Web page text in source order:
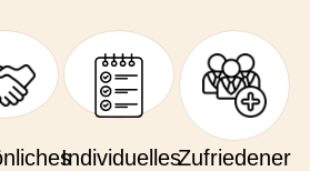
IndividuellesZufriedener